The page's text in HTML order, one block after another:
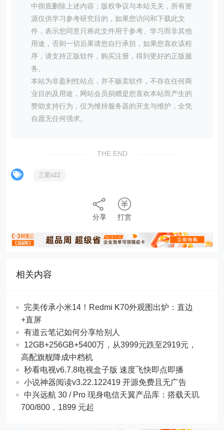
中彻底删除上述内容；版权争议与本站无关，所有资
源仅供学习参考研究目的，如果您访问和下载此文
件，表示您同意只将此文件用于参考、学习而非其他
用途，否则一切后果请您自行承担，如果您喜欢该程
序，请支持正版软件，购买注册，得到更好的正版服
务。
本站为非盈利性站点，并不贩卖软件，不存在任何商
业目的及用途，网站会员捐赠是您喜欢本站而产生的
赞助支持行为，仅为维持服务器的开支与维护，全凭
自愿无任何强求。
THE END
三星s22
分享 打赏
相关内容
完美传承小米14！Redmi K70外观图出炉：直边
+直屏
有道云笔记如何分享给别人
12GB+256GB+5400万，从3999元跌至2919元，
高配旗舰降成中档机
秒看电视v6.7.8电视盒子版 速度飞快即点即播
小说神器阅读v3.22.122419 开源免费且无广告
中兴远航 30 / Pro 现身电信天翼产品库：搭载天玑
700/800，1899 元起